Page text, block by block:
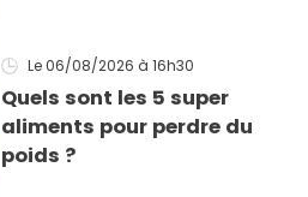
Le 06/08/2026 à 16h30
Quels sont les 5 super
aliments pour perdre du
poids ?